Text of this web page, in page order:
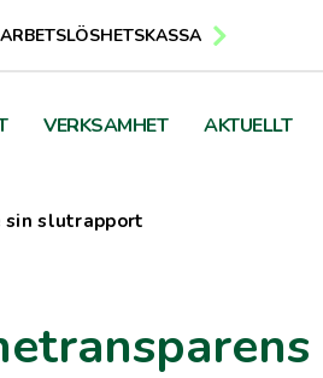
ARBETSLÖSHETSKASSA
VERKSAMHET AKTUELLT
sin slutrapport